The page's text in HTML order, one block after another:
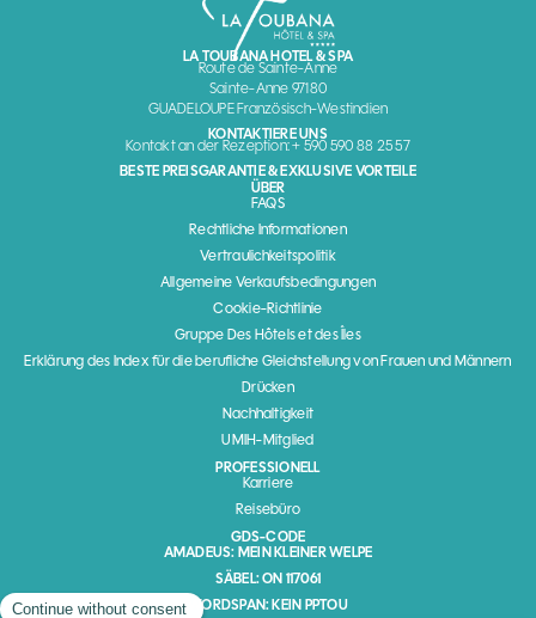
LA TOUBANA HOTEL & SPA
Route de Sainte-Anne
Sainte-Anne 97180
GUADELOUPE Französisch-Westindien
KONTAKTIERE UNS
Kontakt an der Rezeption: + 590 590 88 25 57
BESTE PREISGARANTIE & EXKLUSIVE VORTEILE
ÜBER
FAQS
Rechtliche Informationen
Vertraulichkeitspolitik
Allgemeine Verkaufsbedingungen
Cookie-Richtlinie
Gruppe Des Hôtels et des Îles
Erklärung des Index für die berufliche Gleichstellung von Frauen und Männern
Drücken
Nachhaltigkeit
UMIH-Mitglied
PROFESSIONELL
Karriere
Reisebüro
GDS-CODE
AMADEUS: MEIN KLEINER WELPE
SÄBEL: ON 117061
WORDSPAN: KEIN PPTOU